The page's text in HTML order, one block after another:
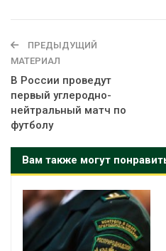
ПРЕДЫДУЩИЙ
МАТЕРИАЛ
В России проведут
первый углеродно-
нейтральный матч по
футболу
Вам также могут